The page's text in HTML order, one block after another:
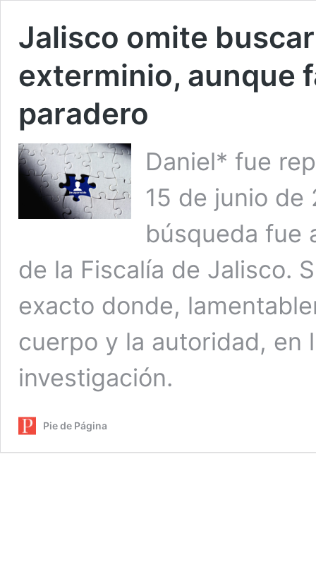
Jalisco omite
exterminio, aunque
paradero
Daniel* fue
15 de junio de
búsqueda fue
de la Fiscalía de Jalisco.
exacto donde,
cuerpo y la autoridad, en
investigación.
Pie de Página